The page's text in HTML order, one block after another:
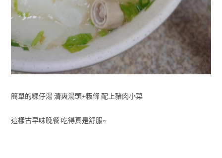
簡單的粿仔湯 清爽湯頭+粄條 配上豬肉小菜
這樣古早味晚餐 吃得真是舒服~